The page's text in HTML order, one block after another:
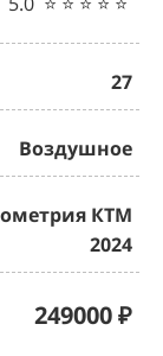
27
Воздушное
КТМ
2024
249000₽